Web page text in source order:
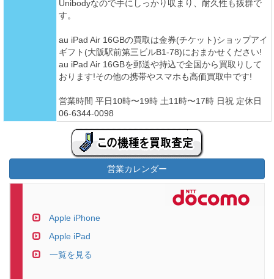
Unibodyなので手にしっかり収まり、耐久性も抜群で
す。
au iPad Air 16GBの買取は金券(チケット)ショップアイ
ギフト(大阪駅前第三ビルB1-78)におまかせください!
au iPad Air 16GBを郵送や持込で全国から買取りして
おります!その他の携帯やスマホも高価買取中です!
営業時間 平日10時〜19時 土11時〜17時 日祝 定休日
06-6344-0098
営業カレンダー
Apple iPhone
Apple iPad
一覧を見る